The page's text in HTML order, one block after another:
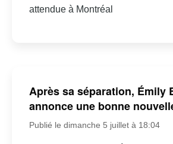
attendue à Montréal
Après sa séparation, Émily
annonce une bonne
Publié le dimanche 5 juillet à 18:04